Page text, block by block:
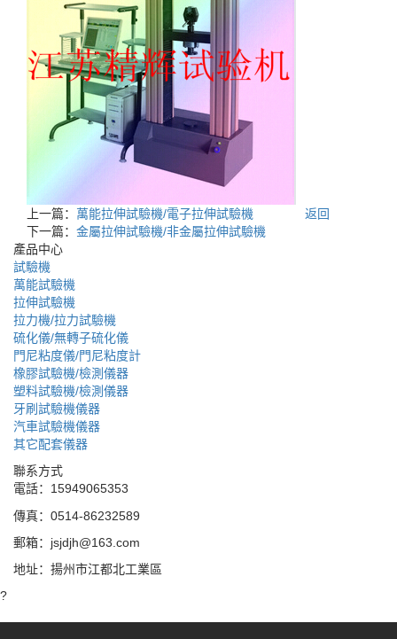
上一篇： 萬能拉伸試驗機/電子拉伸試驗機
下一篇： 金屬拉伸試驗機/非金屬拉伸試驗機
返回
產品中心
試驗機
萬能試驗機
拉伸試驗機
拉力機/拉力試驗機
硫化儀/無轉子硫化儀
門尼粘度儀/門尼粘度計
橡膠試驗機/檢測儀器
塑料試驗機/檢測儀器
牙刷試驗機儀器
汽車試驗機儀器
其它配套儀器
聯系方式
電話：15949065353
傳真：0514-86232589
郵箱：jsjdjh@163.com
地址：揚州市江都北工業區
?